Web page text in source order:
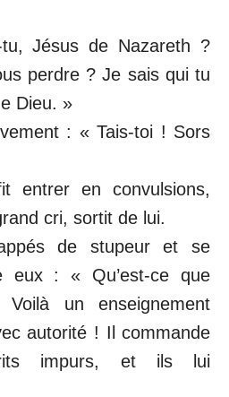
Jésus de Nazareth ?
perdre ? Je sais qui tu
Dieu. »
: « Tais-toi ! Sors
entrer en convulsions,
cri, sortit de lui.
de stupeur et se
eux : « Qu’est-ce que
un enseignement
autorité ! Il commande
impurs, et ils lui